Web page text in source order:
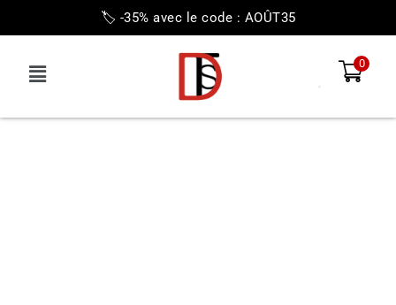
🏷️ -35% avec le code : AOÛT35
0